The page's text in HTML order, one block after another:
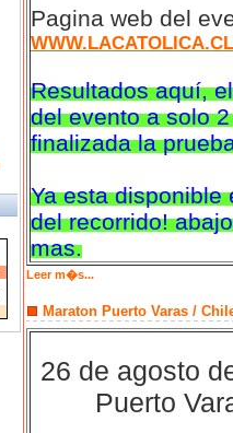
Pagina web del
WWW.LACATOLICA.CL
Resultados aquí,
del evento a solo
finalizada la
Ya esta disponible
del recorrido!
mas.
Leer m�s...
Maraton Puerto Varas /
26 de agosto
Puerto